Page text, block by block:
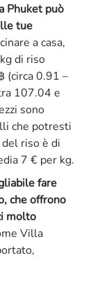
Phuket può
tue
a casa,
di riso
(circa 0.91 –
107.04 e
sono
che potresti
riso è di
7 € per kg.
fare
che offrono
molto
Villa